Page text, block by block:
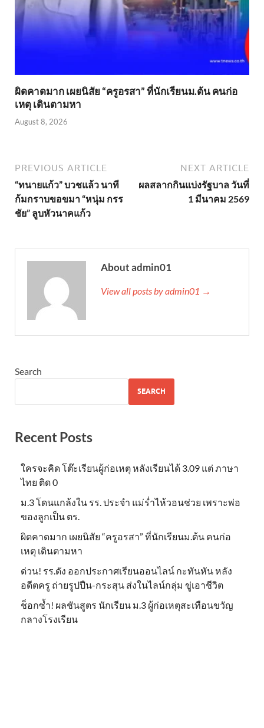
ผิดคาดมาก เผยนิสัย “ครูอรสา” ที่นักเรียนม.ต้น คนก่อ
เหตุ เดินตามหา
August 8, 2026
PREVIOUS ARTICLE
“ทนายแก้ว” บวชแล้ว นาที
ก้มกราบขอขมา “หนุ่ม กรร
ชัย” ลูบหัวนาคแก้ว
NEXT ARTICLE
ผลสลากกินแบ่งรัฐบาล วันที่
1 มีนาคม 2569
About admin01
View all posts by admin01 →
Search
SEARCH
Recent Posts
ใครจะคิด โต๊ะเรียนผู้ก่อเหตุ หลังเรียนได้ 3.09 แต่ ภาษา
ไทย ติด 0
ม.3 โดนแกล้งใน รร. ประจำ แม่ร่ำไห้วอนช่วย เพราะพ่อ
ของลูกเป็น ตร.
ผิดคาดมาก เผยนิสัย “ครูอรสา” ที่นักเรียนม.ต้น คนก่อ
เหตุ เดินตามหา
ด่วน! รร.ดัง ออกประกาศเรียนออนไลน์ กะทันหัน หลัง
อดีตครู ถ่ายรูปปืน-กระสุน ส่งในไลน์กลุ่ม ขู่เอาชีวิต
ช็อกซ้ำ! ผลชันสูตร นักเรียน ม.3 ผู้ก่อเหตุสะเทือนขวัญ
กลางโรงเรียน